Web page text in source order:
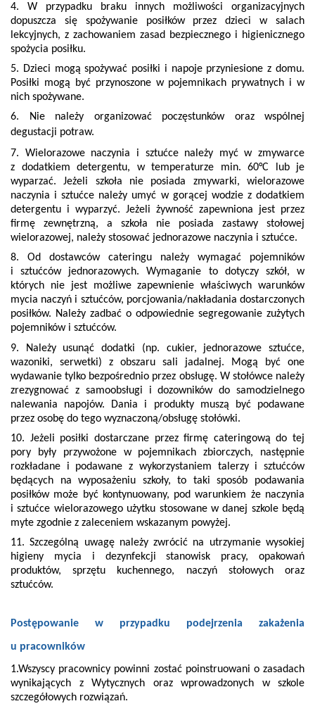
4. W przypadku braku innych możliwości organizacyjnych
dopuszcza się spożywanie posiłków przez dzieci w salach
lekcyjnych, z zachowaniem zasad bezpiecznego i higienicznego
spożycia posiłku.
5. Dzieci mogą spożywać posiłki i napoje przyniesione z domu.
Posiłki mogą być przynoszone w pojemnikach prywatnych i w
nich spożywane.
6. Nie należy organizować poczęstunków oraz wspólnej
degustacji potraw.
7. Wielorazowe naczynia i sztućce należy myć w zmywarce
z dodatkiem detergentu, w temperaturze min. 60°C lub je
wyparzać. Jeżeli szkoła nie posiada zmywarki, wielorazowe
naczynia i sztućce należy umyć w gorącej wodzie z dodatkiem
detergentu i wyparzyć. Jeżeli żywność zapewniona jest przez
firmę zewnętrzną, a szkoła nie posiada zastawy stołowej
wielorazowej, należy stosować jednorazowe naczynia i sztućce.
8. Od dostawców cateringu należy wymagać pojemników
i sztućców jednorazowych. Wymaganie to dotyczy szkół, w
których nie jest możliwe zapewnienie właściwych warunków
mycia naczyń i sztućców, porcjowania/nakładania dostarczonych
posiłków. Należy zadbać o odpowiednie segregowanie zużytych
pojemników i sztućców.
9. Należy usunąć dodatki (np. cukier, jednorazowe sztućce,
wazoniki, serwetki) z obszaru sali jadalnej. Mogą być one
wydawanie tylko bezpośrednio przez obsługę. W stołówce należy
zrezygnować z samoobsługi i dozowników do samodzielnego
nalewania napojów. Dania i produkty muszą być podawane
przez osobę do tego wyznaczoną/obsługę stołówki.
10. Jeżeli posiłki dostarczane przez firmę cateringową do tej
pory były przywożone w pojemnikach zbiorczych, następnie
rozkładane i podawane z wykorzystaniem talerzy i sztućców
będących na wyposażeniu szkoły, to taki sposób podawania
posiłków może być kontynuowany, pod warunkiem że naczynia
i sztućce wielorazowego użytku stosowane w danej szkole będą
myte zgodnie z zaleceniem wskazanym powyżej.
11. Szczególną uwagę należy zwrócić na utrzymanie wysokiej
higieny mycia i dezynfekcji stanowisk pracy, opakowań
produktów, sprzętu kuchennego, naczyń stołowych oraz
sztućców.
Postępowanie w przypadku podejrzenia zakażenia
u pracowników
1.Wszyscy pracownicy powinni zostać poinstruowani o zasadach
wynikających z Wytycznych oraz wprowadzonych w szkole
szczegółowych rozwiązań.